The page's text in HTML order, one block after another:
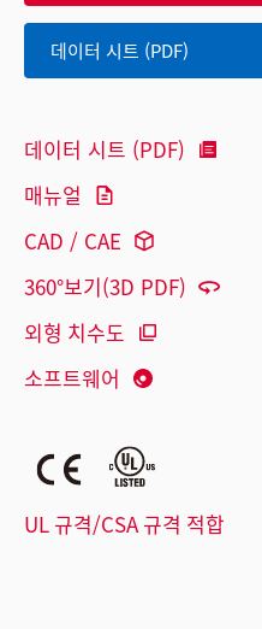
데이터 시트 (PDF)
데이터 시트 (PDF)
매뉴얼
CAD / CAE
360°보기(3D PDF)
외형 치수도
소프트웨어
UL 규격/CSA 규격 적합